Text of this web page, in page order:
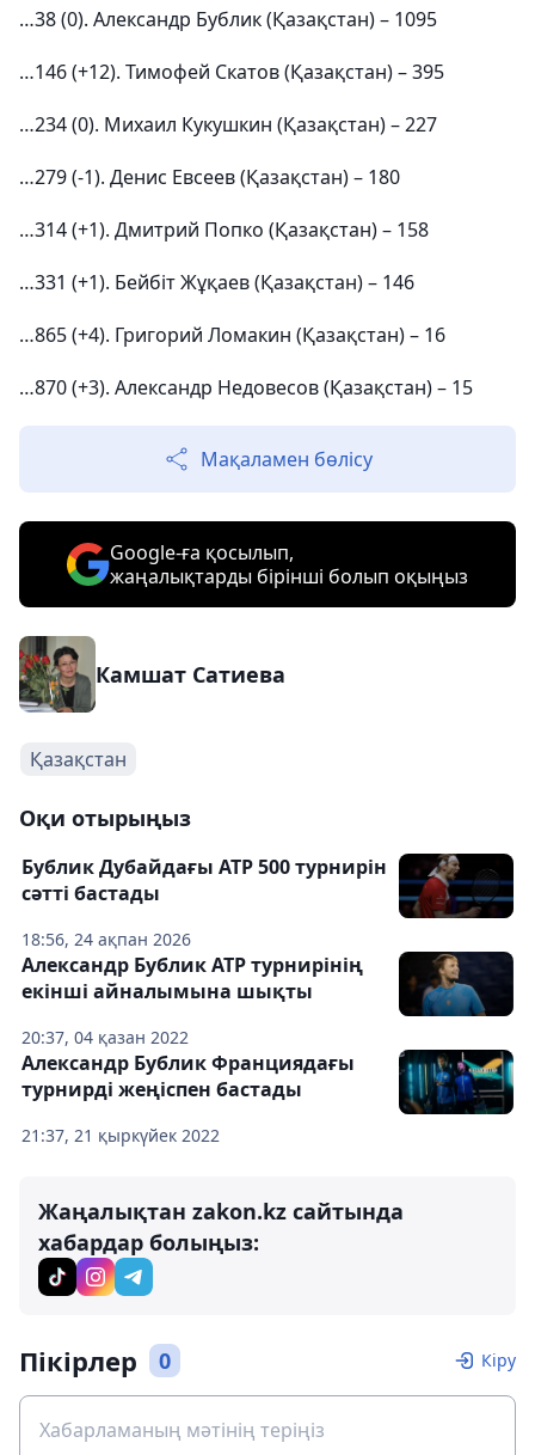
…38 (0). Александр Бублик (Қазақстан) – 1095
…146 (+12). Тимофей Скатов (Қазақстан) – 395
…234 (0). Михаил Кукушкин (Қазақстан) – 227
…279 (-1). Денис Евсеев (Қазақстан) – 180
…314 (+1). Дмитрий Попко (Қазақстан) – 158
…331 (+1). Бейбіт Жұқаев (Қазақстан) – 146
…865 (+4). Григорий Ломакин (Қазақстан) – 16
…870 (+3). Александр Недовесов (Қазақстан) – 15
Мақаламен бөлісу
Google-ға қосылып,
жаңалықтарды бірінші болып оқыңыз
Камшат Сатиева
Қазақстан
Оқи отырыңыз
18:56, 24 ақпан 2026
Бублик Дубайдағы ATP 500 турнирін
сәтті бастады
20:37, 04 қазан 2022
Александр Бублик ATP турнирінің
екінші айналымына шықты
21:37, 21 қыркүйек 2022
Александр Бублик Франциядағы
турнирді жеңіспен бастады
Жаңалықтан zakon.kz сайтында
хабардар болыңыз:
Пікірлер 0 Кіру